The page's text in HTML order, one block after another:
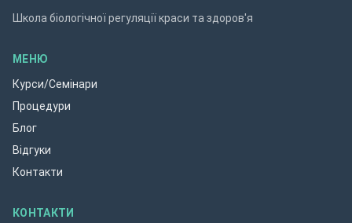
Школа біологічної регуляції краси та здоров'я
МЕНЮ
Курси/Семінари
Процедури
Блог
Відгуки
Контакти
КОНТАКТИ